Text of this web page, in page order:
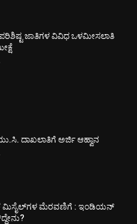
ಪರಿಶಿಷ್ಟ ಜಾತಿಗಳ ವಿವಿಧ ಒಳಮೀಸಲಾತಿ
ದಾಖಲಾತಿಗೆ ಅರ್ಜಿ ಆಹ್ವಾನ
ಮಿಸೈಲ್​ಗಳ ಮೆರವಣಿಗೆ : ಇಂಡಿಯನ್